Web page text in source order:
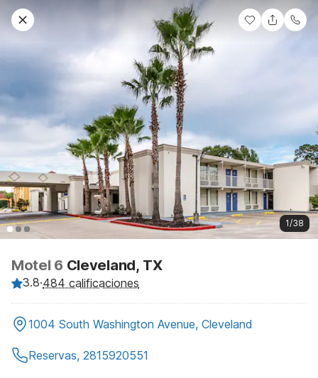
1/38
Motel 6 Cleveland, TX
3.8·484 calificaciones
1004 South Washington Avenue, Cleveland
Reservas, 2815920551